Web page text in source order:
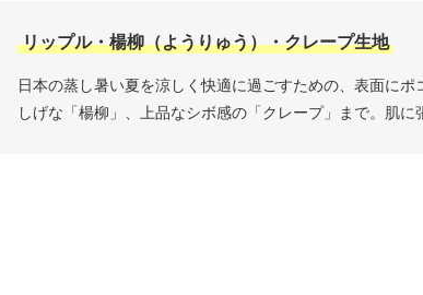
リップル・楊柳（ようりゅう）・クレープ生地
日本の蒸し暑い夏を涼しく快適に過ごすための、表面に
しげな「楊柳」、上品なシボ感の「クレープ」まで。肌